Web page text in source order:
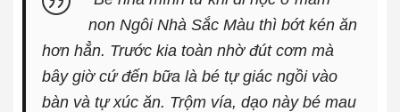
non Ngôi Nhà Sắc Màu thì bớt kén ăn
hơn hẳn. Trước kia toàn nhờ đút cơm mà
bây giờ cứ đến bữa là bé tự giác ngồi vào
bàn và tự xúc ăn. Trộm vía, dạo này bé mau